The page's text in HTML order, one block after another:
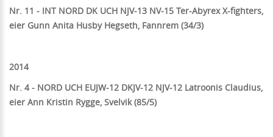
Nr. 11 - INT NORD DK UCH NJV-13 NV-15 Ter-Abyrex X-fighters,
eier Gunn Anita Husby Hegseth, Fannrem (34/3)
2014
Nr. 4 - NORD UCH EUJW-12 DKJV-12 NJV-12 Latroonis Claudius,
eier Ann Kristin Rygge, Svelvik (85/5)